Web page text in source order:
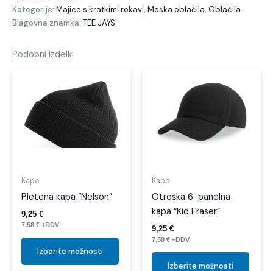
Kategorije: Majice s kratkimi rokavi, Moška oblačila, Oblačila
Blagovna znamka: TEE JAYS
Podobni izdelki
Kape
Pletena kapa “Nelson”
9,25 €
7,58 € +DDV
Izberite možnosti
izbereteKape
Otroška 6-panelna
kapa “Kid Fraser”
9,25 €
7,58 € +DDV
Izberite možnosti